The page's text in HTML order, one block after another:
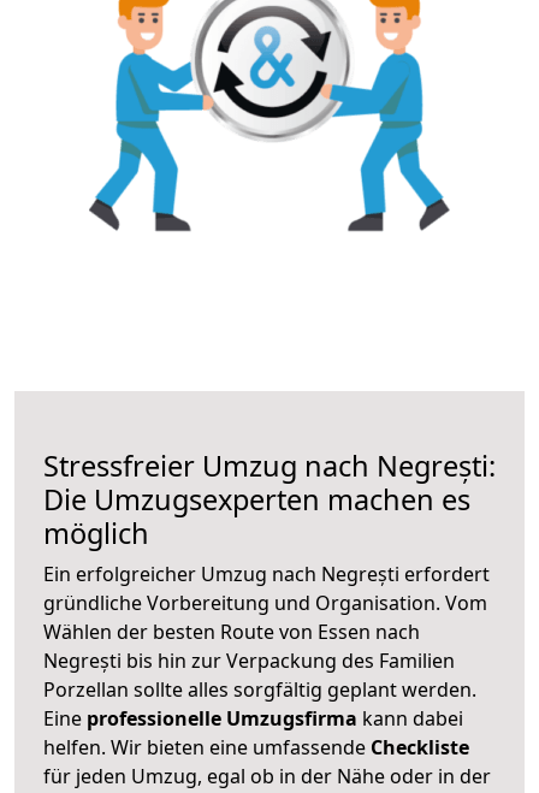
Stressfreier Umzug nach Negrești:
Die Umzugsexperten machen es
möglich
Ein erfolgreicher Umzug nach Negrești erfordert
gründliche Vorbereitung und Organisation. Vom
Wählen der besten Route von Essen nach
Negrești bis hin zur Verpackung des Familien
Porzellan sollte alles sorgfältig geplant werden.
Eine professionelle Umzugsfirma kann dabei
helfen. Wir bieten eine umfassende Checkliste
für jeden Umzug, egal ob in der Nähe oder in der